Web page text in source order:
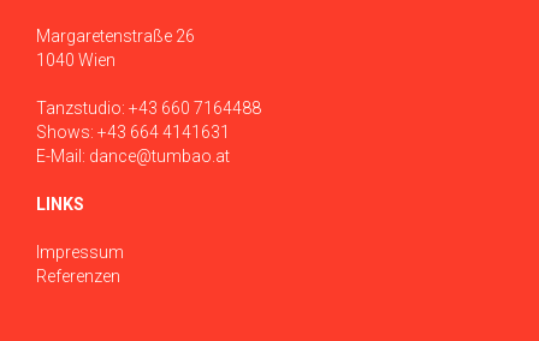
Margaretenstraße 26
1040 Wien
Tanzstudio: +43 660 7164488
Shows: +43 664 4141631
E-Mail: dance@tumbao.at
LINKS
Impressum
Referenzen